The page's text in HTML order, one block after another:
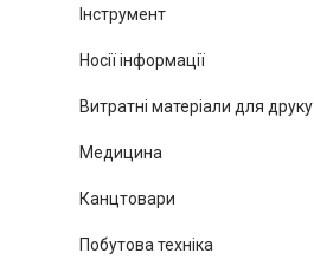
Інструмент
Носії інформації
Витратні матеріали для друку
Медицина
Канцтовари
Побутова техніка